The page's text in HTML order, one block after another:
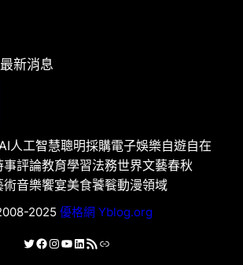
新消息
AI人工智慧聰明採購電子娛樂自遊自在
事評論教育學習法務世界文藝春秋
術音樂饗宴美食饕餮動漫領域
2025 優格網 Yblog.org
X Facebook
Instagram
YouTube
LinkedIn
RSS 資訊提供連結